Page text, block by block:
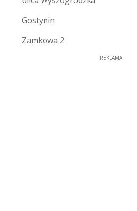
Gostynin
Zamkowa 2
REKLAMA